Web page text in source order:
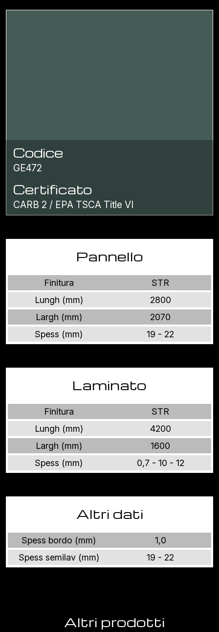
Codice
GE472
Certificato
CARB 2 / EPA TSCA Title VI
Pannello
Finitura
STR
Lungh (mm)
2800
Largh (mm)
2070
Spess (mm)
19 - 22
Laminato
Finitura
STR
Lungh (mm)
4200
Largh (mm)
1600
Spess (mm)
0,7 - 10 - 12
Altri dati
Spess bordo (mm)
1,0
Spess semilav (mm)
19 - 22
Altri prodotti